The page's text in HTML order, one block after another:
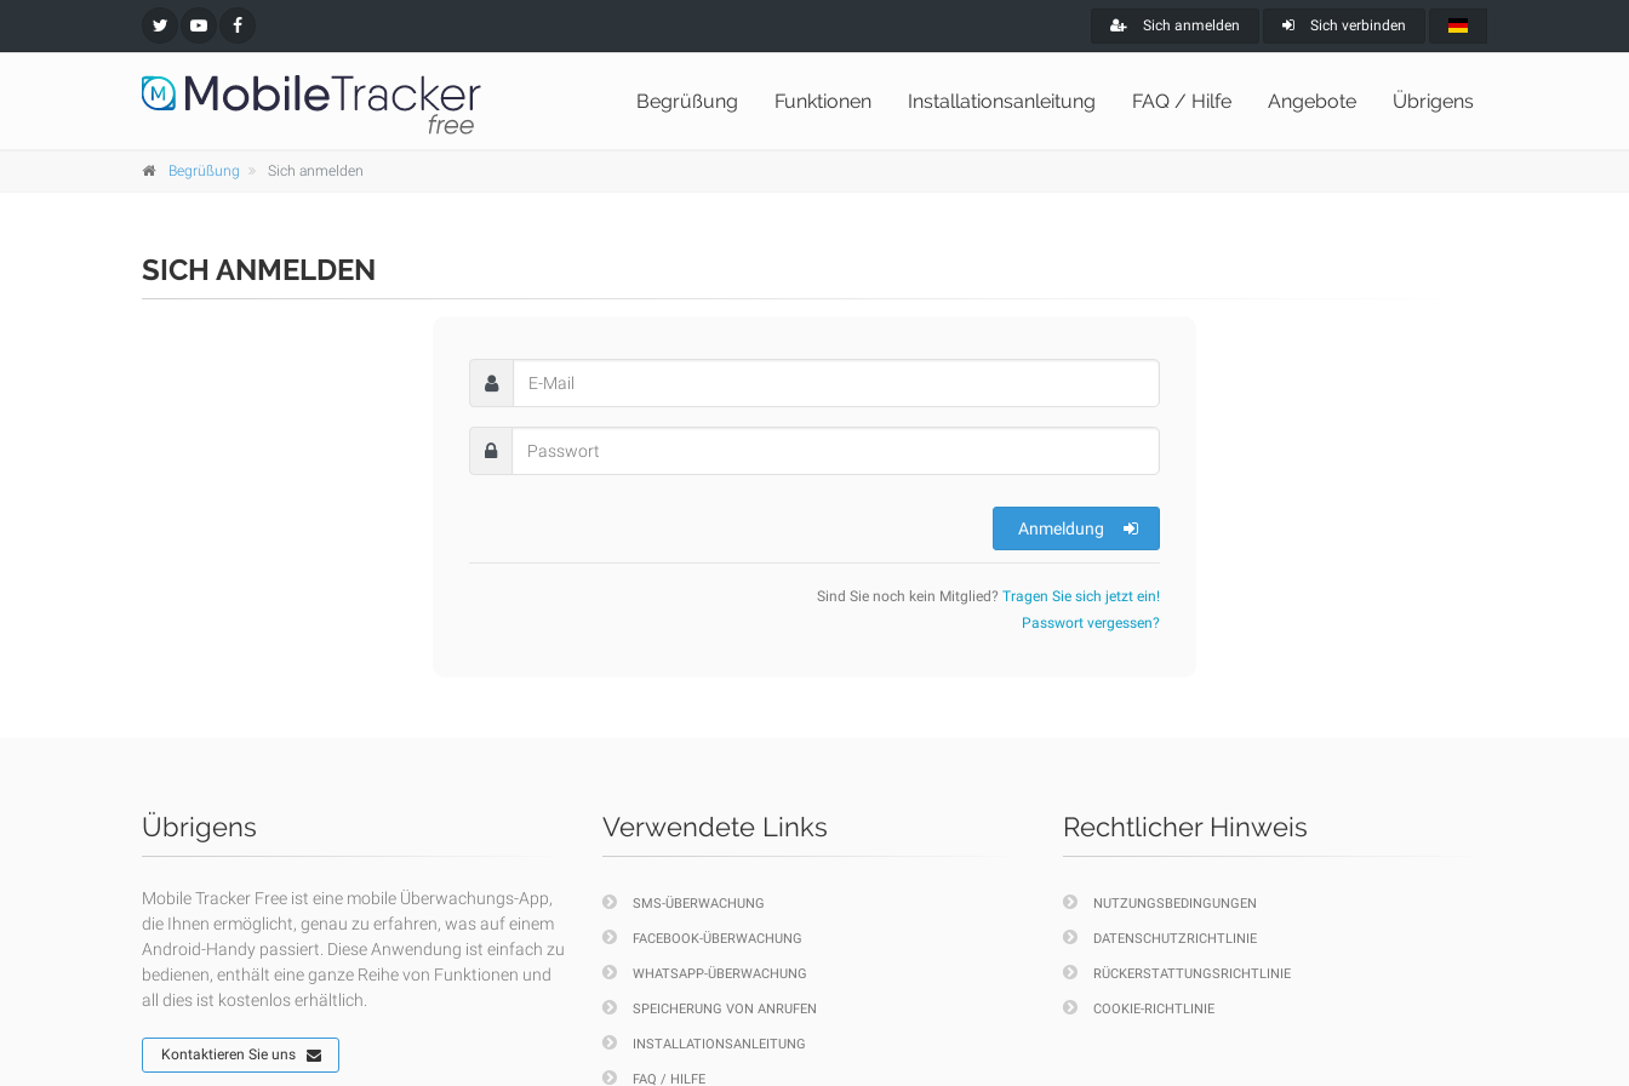
Sich anmelden Sich verbinden
Begrüßung Funktionen Installationsanleitung FAQ / Hilfe Angebote Übrigens
Begrüßung Sich anmelden
SICH ANMELDEN
Anmeldung
Sind Sie noch kein Mitglied? Tragen Sie sich jetzt ein!
Passwort vergessen?
Übrigens
Mobile Tracker Free ist eine mobile Überwachungs-App,
die Ihnen ermöglicht, genau zu erfahren, was auf einem
Android-Handy passiert. Diese Anwendung ist einfach zu
bedienen, enthält eine ganze Reihe von Funktionen und
all dies ist kostenlos erhältlich.
Kontaktieren Sie uns
Verwendete Links
SMS-ÜBERWACHUNG
FACEBOOK-ÜBERWACHUNG
WHATSAPP-ÜBERWACHUNG
SPEICHERUNG VON ANRUFEN
INSTALLATIONSANLEITUNG
FAQ / HILFE
Rechtlicher Hinweis
NUTZUNGSBEDINGUNGEN
DATENSCHUTZRICHTLINIE
RÜCKERSTATTUNGSRICHTLINIE
COOKIE-RICHTLINIE